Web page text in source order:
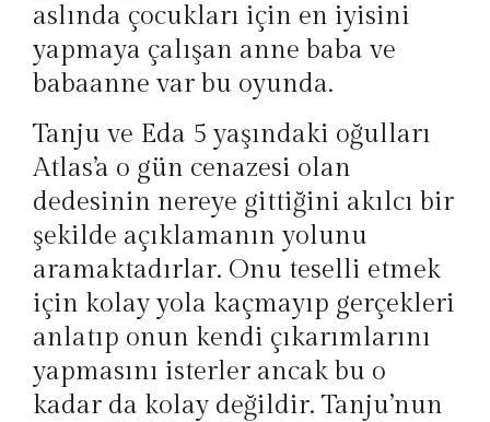
aslında çocukları için en iyisini
yapmaya çalışan anne baba ve
babaanne var bu oyunda.
Tanju ve Eda 5 yaşındaki oğulları
Atlas’a o gün cenazesi olan
dedesinin nereye gittiğini akılcı bir
şekilde açıklamanın yolunu
aramaktadırlar. Onu teselli etmek
için kolay yola kaçmayıp gerçekleri
anlatıp onun kendi çıkarımlarını
yapmasını isterler ancak bu o
kadar da kolay değildir. Tanju’nun